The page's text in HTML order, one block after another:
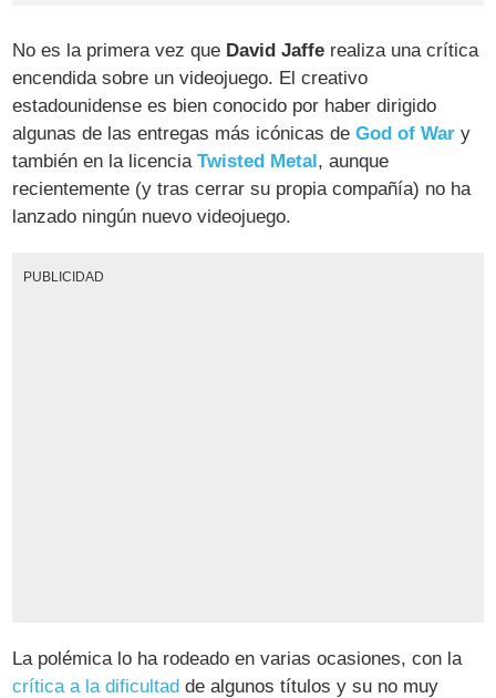
No es la primera vez que David Jaffe realiza una crítica
encendida sobre un videojuego. El creativo
estadounidense es bien conocido por haber dirigido
algunas de las entregas más icónicas deGod of War y
también en la licenciaTwisted Metal, aunque
recientemente (y tras cerrar su propia compañía) no ha
lanzado ningún nuevo videojuego.
PUBLICIDAD
La polémica lo ha rodeado en varias ocasiones, con la
crítica a la dificultad de algunos títulos y su no muy